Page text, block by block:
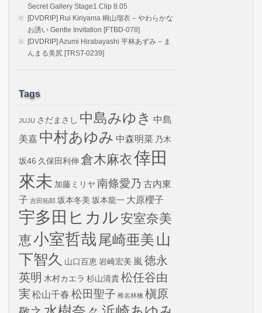
Secret Gallery Stage1 Clip 8.05
[DVDRIP] Rui Kiriyama 桐山瑠衣 – やわらかな
お誘い Gentle Invitation [FTBD-078]
[DVDRIP] Azumi Hirabayashi 平林あずみ – ま
んまる美尻 [TRST-0239]
Tags
JUJU さだまさし 中島みゆき 中島
美嘉 中村あゆみ 中森明菜 乃木
坂46 久保田利伸 倉木麻衣倖田
來未 加藤ミリヤ 南條愛乃 古内東
子 吉田拓郎 坂本冬美 坂本龍一 大原櫻子
宇多田ヒカル安室奈美
恵小室哲哉 尾崎亜美 山
下智久 山口百恵岩崎宏美 嵐 徳永
英明 木村カエラ 杉山清貴松任谷由
実 松山千春 松田聖子 椎名林檎 槇原